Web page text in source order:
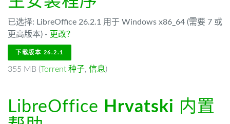
已选择: LibreOffice 26.2.1 用于 Windows x86_64 (需要 7 或
更高版本) - 更改？
下载版本 26.2.1
355 MB (Torrent 种子, 信息)
LibreOffice Hrvatski 内置